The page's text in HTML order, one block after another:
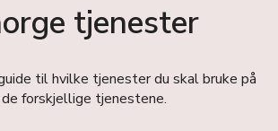
tjenester
til hvilke tjenester du skal bruke på
forskjellige tjenestene.